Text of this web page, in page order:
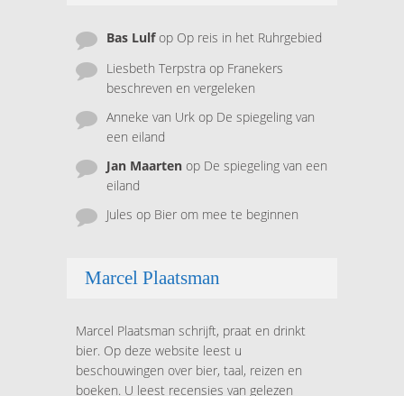
Bas Lulfop Op reis in het Ruhrgebied
Liesbeth Terpstra op Franekers
beschreven en vergeleken
Anneke van Urk op De spiegeling van
een eiland
Jan Maarten op De spiegeling van een
eiland
Jules op Bier om mee te beginnen
Marcel Plaatsman
Marcel Plaatsman schrijft, praat en drinkt
bier. Op deze website leest u
beschouwingen over bier, taal, reizen en
boeken. U leest recensies van gelezen